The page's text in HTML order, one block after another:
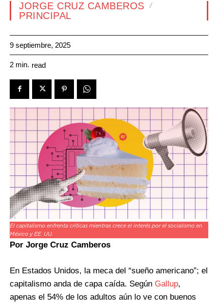
JORGE CRUZ CAMBEROS
PRINCIPAL
9 septiembre, 2025
2 min. read
El capitalismo enfrenta críticas mientras crece el interés por el socialismo en
México y EE. UU.
Por Jorge Cruz Camberos
En Estados Unidos, la meca del “sueño americano”; el
capitalismo anda de capa caída. Según Gallup,
apenas el 54% de los adultos aún lo ve con buenos